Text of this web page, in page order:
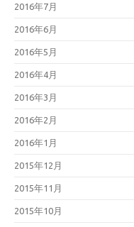
2016年7月
2016年6月
2016年5月
2016年4月
2016年3月
2016年2月
2016年1月
2015年12月
2015年11月
2015年10月